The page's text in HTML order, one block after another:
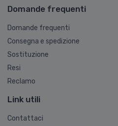
Domande frequenti
Domande frequenti
Consegna e spedizione
Sostituzione
Resi
Reclamo
Link utili
Contattaci